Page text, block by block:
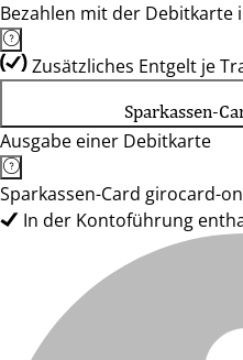
Bezahlen mit der Debitkarte
Zusätzliches Entgelt je
Sparkassen-
Ausgabe einer Debitkarte
Sparkassen-Card girocard-
In der Kontoführung